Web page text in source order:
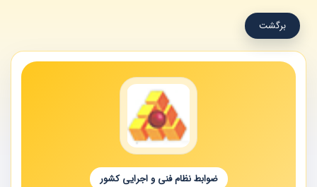
برگشت
ضوابط نظام فنی و اجرایی کشور